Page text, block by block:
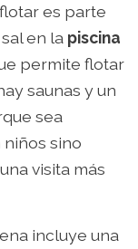
es parte
en la piscina
permite flotar
saunas y un
sea
sino
visita más
incluye una